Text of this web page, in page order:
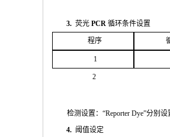
3. 荧光 PCR 循环条件设置
程序
1
2
检测设置： “Reporter Dye”分别设
4. 阈值设定